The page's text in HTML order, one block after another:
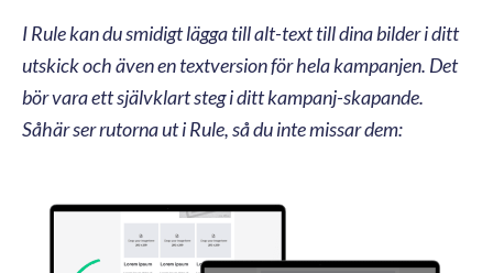
I Rule kan du smidigt lägga till alt-text till dina bilder i ditt
utskick och även en textversion för hela kampanjen. Det
bör vara ett självklart steg i ditt kampanj-skapande.
Såhär ser rutorna ut i Rule, så du inte missar dem: